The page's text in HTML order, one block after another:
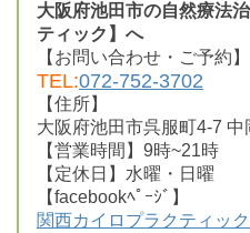
大阪府池田市の自然療法
ティック】へ
【お問い合わせ・ご予約】
TEL:072-752-3702
【住所】
大阪府池田市呉服町4-7 中
【営業時間】9時~21時
【定休日】水曜・日曜
【facebookﾍﾟｰｼﾞ】
関西カイロプラクティック